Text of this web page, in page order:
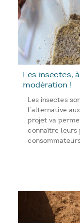
Les insectes,
modération !
Les insectes
l’alternative
projet va
connaître leurs